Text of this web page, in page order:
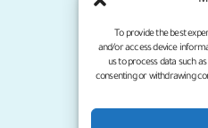
To provide the best
and/or access device
us to process data such
consenting or withdrawing